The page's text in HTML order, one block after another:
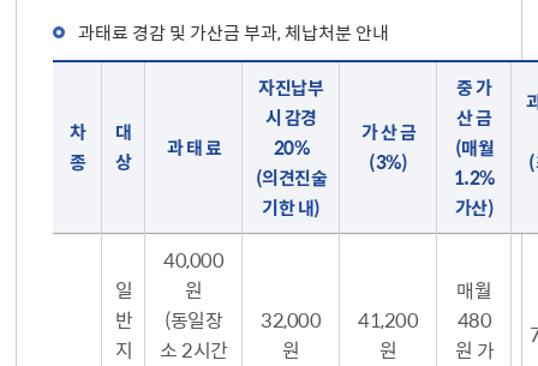
과태료 경감 및 가산금 부과, 체납처분 안내
차
종
대
상
과 태 료
자진납부
시 감경
20%
(의견진술
기한 내)
가 산 금
(3%)
중 가
산 금
(매월
1.2%
가산)
일
반
지
40,000
원
(동일장
소 2시간
32,000
원
41,200
원
매월
480
원 가